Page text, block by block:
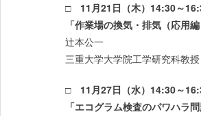
□ 11月21日（木）14:30～
「作業場の換気・排気（応用編
辻本公一
三重大学大学院工学研究科教授
□ 11月27日（水）14:30～
「エコグラム検査のパワハラ